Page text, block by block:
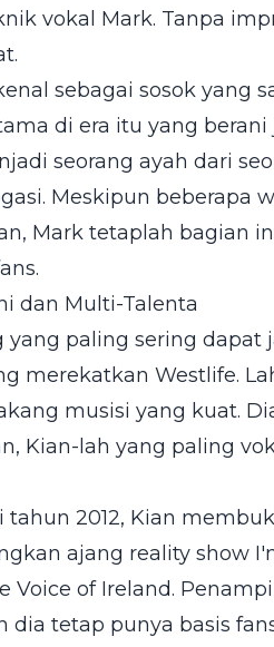
vokal Mark. Tanpa
sebagai sosok yang
di era itu yang berani
seorang ayah dari
Meskipun beberapa
Mark tetaplah bagian
dan Multi-Talenta
paling sering dapat
merekatkan Westlife.
musisi yang kuat.
Kian-lah yang paling
2012, Kian
ajang reality show
Voice of Ireland.
dia tetap punya basis